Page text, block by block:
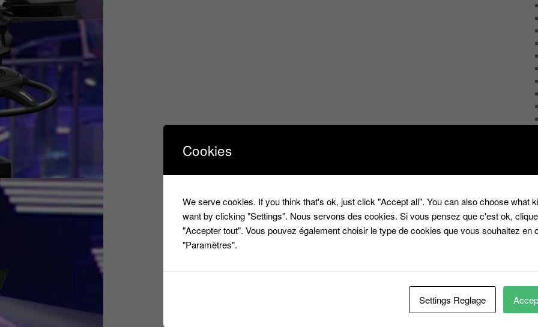
Cookies
We serve cookies. If you think that's ok, just click "Accept all". You can also choose what
want by clicking "Settings". Nous servons des cookies. Si vous pensez que c'est ok,
"Accepter tout". Vous pouvez également choisir le type de cookies que vous souhaitez en
"Paramètres".
Settings Reglage